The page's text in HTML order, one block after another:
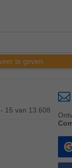
te geven
15 van 13.608